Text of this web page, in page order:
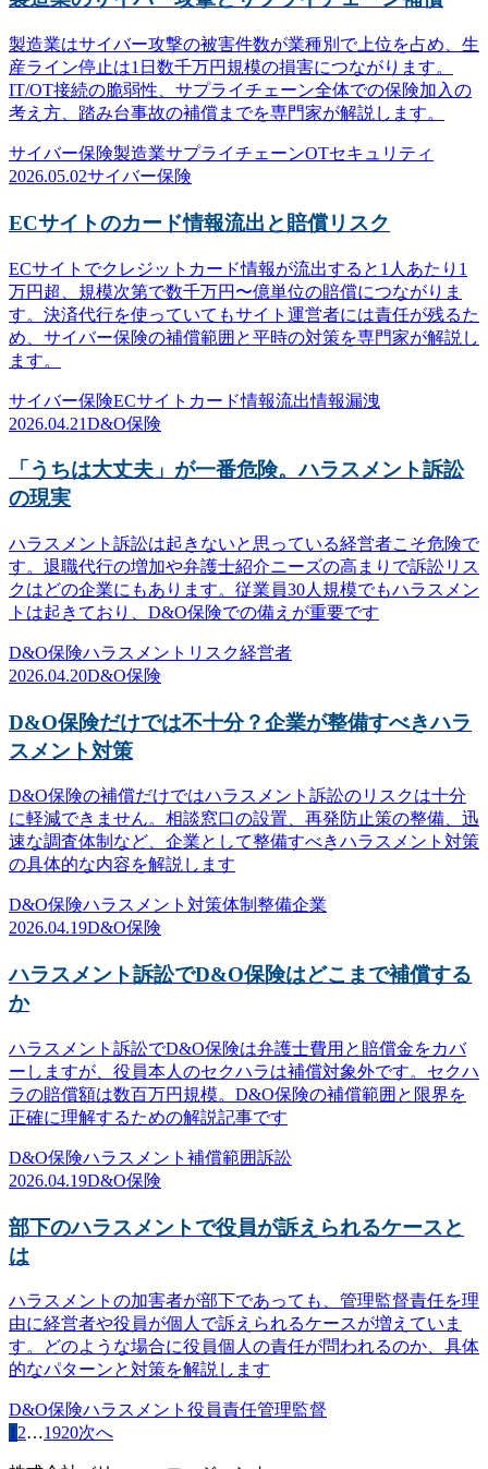
製造業はサイバー攻撃の被害件数が業種別で上位を占め、生
産ライン停止は1日数千万円規模の損害につながります。
IT/OT接続の脆弱性、サプライチェーン全体での保険加入の
考え方、踏み台事故の補償までを専門家が解説します。
サイバー保険製造業サプライチェーンOTセキュリティ
2026.05.02サイバー保険
ECサイトのカード情報流出と賠償リスク
ECサイトでクレジットカード情報が流出すると1人あたり1
万円超、規模次第で数千万円〜億単位の賠償につながりま
す。決済代行を使っていてもサイト運営者には責任が残るた
め、サイバー保険の補償範囲と平時の対策を専門家が解説し
ます。
サイバー保険ECサイト カード情報流出情報漏洩
2026.04.21D&O保険
「うちは大丈夫」が一番危険。ハラスメント訴訟
の現実
ハラスメント訴訟は起きないと思っている経営者こそ危険で
す。退職代行の増加や弁護士紹介ニーズの高まりで訴訟リス
クはどの企業にもあります。従業員30人規模でもハラスメン
トは起きており、D&O保険での備えが重要です
D&O保険ハラスメント リスク経営者
2026.04.20D&O保険
D&O保険だけでは不十分？企業が整備すべきハラ
スメント対策
D&O保険の補償だけではハラスメント訴訟のリスクは十分
に軽減できません。相談窓口の設置、再発防止策の整備、迅
速な調査体制など、企業として整備すべきハラスメント対策
の具体的な内容を解説します
D&O保険ハラスメント対策体制整備企業
2026.04.19D&O保険
ハラスメント訴訟でD&O保険はどこまで補償する
か
ハラスメント訴訟でD&O保険は弁護士費用と賠償金をカバ
ーしますが、役員本人のセクハラは補償対象外です。セクハ
ラの賠償額は数百万円規模。D&O保険の補償範囲と限界を
正確に理解するための解説記事です
D&O保険ハラスメント 補償範囲訴訟
2026.04.19D&O保険
部下のハラスメントで役員が訴えられるケースと
は
ハラスメントの加害者が部下であっても、管理監督責任を理
由に経営者や役員が個人で訴えられるケースが増えていま
す。どのような場合に役員個人の責任が問われるのか、具体
的なパターンと対策を解説します
D&O保険ハラスメント 役員責任管理監督
1 2…1920次へ